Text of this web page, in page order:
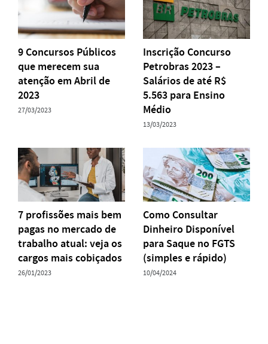
9 Concursos Públicos
que merecem sua
atenção em Abril de
2023
27/03/2023
Inscrição Concurso
Petrobras 2023 –
Salários de até R$
5.563 para Ensino
Médio
13/03/2023
7 profissões mais bem
pagas no mercado de
trabalho atual: veja os
cargos mais cobiçados
26/01/2023
Como Consultar
Dinheiro Disponível
para Saque no FGTS
(simples e rápido)
10/04/2024